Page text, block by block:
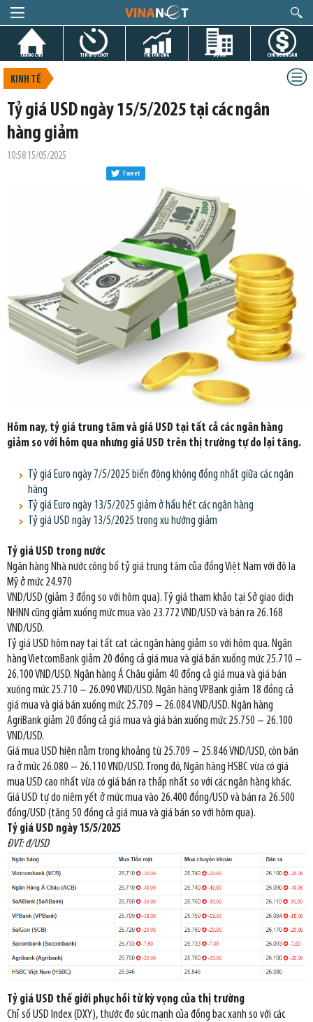
TRANG CHỦ TIN GIỜ CHÓT THỊ TRƯỜNG DỰ ÁN CHỨNG KHOÁN
KINH TẾ
Tỷ giá USD ngày 15/5/2025 tại các ngân
hàng giảm
10:58 15/05/2025
Tweet
Hôm nay, tỷ giá trung tâm và giá USD tại tất cả các ngân hàng
giảm so với hôm qua nhưng giá USD trên thị trường tự do lại tăng.
Tỷ giá Euro ngày 7/5/2025 biến động không đồng nhất giữa các ngân
hàng
Tỷ giá Euro ngày 13/5/2025 giảm ở hầu hết các ngân hàng
Tỷ giá USD ngày 13/5/2025 trong xu hướng giảm
Tỷ giá USD trong nước
Ngân hàng Nhà nước công bố tỷ giá trung tâm của đồng Việt Nam với đô la
Mỹ ở mức 24.970
VND/USD (giảm 3 đồng so với hôm qua). Tỷ giá tham khảo tại Sở giao dịch
NHNN cũng giảm xuống mức mua vào 23.772 VND/USD và bán ra 26.168
VND/USD.
Tỷ giá USD hôm nay tại tất cat các ngân hàng giảm so với hôm qua. Ngân
hàng VietcomBank giảm 20 đồng cả giá mua và giá bán xuống mức 25.710 –
26.100 VND/USD. Ngân hàng Á Châu giảm 40 đồng cả giá mua và giá bán
xuóng mức 25.710 – 26.090 VND/USD. Ngân hàng VPBank giảm 18 đồng cả
giá mua và giá bán xuống mức 25.709 – 26.084 VND/USD. Ngân hàng
AgriBank giảm 20 đồng cả giá mua và giá bán xuống mức 25.750 – 26.100
VND/USD.
Giá mua USD hiện nằm trong khoảng từ 25.709 – 25.846 VND/USD, còn bán
ra ở mức 26.080 – 26.110 VND/USD. Trong đó, Ngân hàng HSBC vừa có giá
mua USD cao nhất vừa có giá bán ra thấp nhất so với các ngân hàng khác.
Giá USD tự do niêm yết ở mức mua vào 26.400 đồng/USD và bán ra 26.500
đồng/USD (tăng 50 đồng cả giá mua và giá bán so với hôm qua).
Tỷ giá USD ngày 15/5/2025
ĐVT: đ/USD
Tỷ giá USD thế giới phục hồi từ kỳ vọng của thị trường
Chỉ số USD Index (DXY), thước đo sức mạnh của đồng bạc xanh so với các